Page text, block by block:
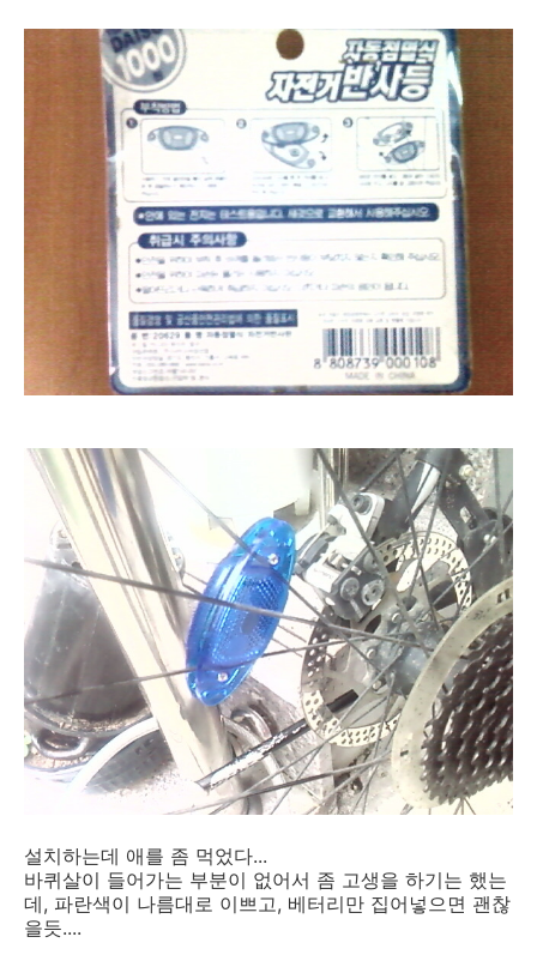
설치하는데 애를 좀 먹었다...
바퀴살이 들어가는 부분이 없어서 좀 고생을 하기는 했는
데, 파란색이 나름대로 이쁘고, 베터리만 집어넣으면 괜찮
을듯....